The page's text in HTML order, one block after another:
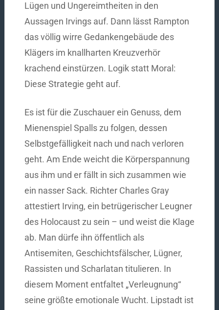
Lügen und Ungereimtheiten in den
Aussagen Irvings auf. Dann lässt Rampton
das völlig wirre Gedankengebäude des
Klägers im knallharten Kreuzverhör
krachend einstürzen. Logik statt Moral:
Diese Strategie geht auf.
Es ist für die Zuschauer ein Genuss, dem
Mienenspiel Spalls zu folgen, dessen
Selbstgefälligkeit nach und nach verloren
geht. Am Ende weicht die Körperspannung
aus ihm und er fällt in sich zusammen wie
ein nasser Sack. Richter Charles Gray
attestiert Irving, ein betrügerischer Leugner
des Holocaust zu sein – und weist die Klage
ab. Man dürfe ihn öffentlich als
Antisemiten, Geschichtsfälscher, Lügner,
Rassisten und Scharlatan titulieren. In
diesem Moment entfaltet „Verleugnung“
seine größte emotionale Wucht. Lipstadt ist